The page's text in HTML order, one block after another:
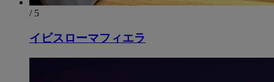
/ 5
イビスローマフィエラ